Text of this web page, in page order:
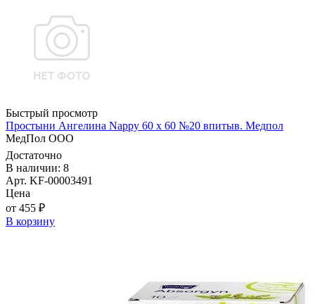
Быстрый просмотр
Простыни Ангелина Nappy 60 х 60 №20 впитыв. Медпол
МедПол ООО
Достаточно
В наличии: 8
Арт. KF-00003491
Цена
от 455 ₽
В корзину